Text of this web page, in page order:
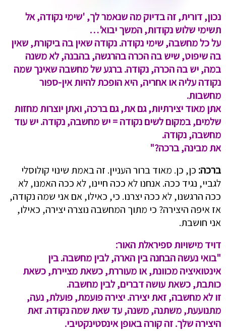
נכון, דורית, זה בדיוק מה שנאמר לך, 'שימי נקודה, אל
תשימי שלוש נקודות, המשך יבוא'…
על כל מחשבה, שימי נקודה. נקודה שאין בה ביקורת, שאין
בה שיפוט, שיש בה הכרה בהרגשה, בהבנה, לא משנה
במה, יש בה הכרה, נקודה. ברגע של מחשבה שאינך שמה
נקודה עליה או אחריה, היא הופכת להיות אין-ספור
מחשבות.
אתן מאוד יצירתיות, גם את, גם ברכה, ואתן יוצרות מחזות
שלמים, במקום לשים נקודה = יש מחשבה, נקודה. יש עוד
מחשבה, נקודה.
את מבינה, ברכה?"
ברכה: כן, כן. מאוד ברור העניין. זה באמת שינוי קולוסלי
לגביי, נגיד ככה. אנחנו לא ככה חיינו, לא ככה האמנו, לא
ככה הרגשנו, לא ככה יצרנו. כי, כאילו, אםאני שמה נקודה,
אז איפה היצירה? כי מתוך המחשבה נוצרה יצירה, כאילו,
אני חושבת.
דויד מישויות ספיראלת האור:
"בואי נעשה הבחנה בין הארה, לבין מחשבה. בין
אינטואיציה מכוונת, או מעוררת, כשאת מציירת, כשאת
כותבת, כשאת עושה דברים, לבין מחשבה.
זו לא מחשבה, זאת יצירה. יצירה פועמת, פועלת, נעה,
מתנועעת, משתנה, משנה, עד שאת שמה נקודה. זאת
היצירה שלך. זה קורה באופן אינסטינקטיבי.